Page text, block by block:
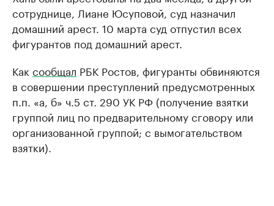
сотруднице, Лиане Юсуповой, суд назначил
домашний арест. 10 марта суд отпустил всех
фигурантов под домашний арест.
Как сообщал РБК Ростов, фигуранты обвиняются
в совершении преступлений предусмотренных
п.п. «а, б» ч.5 ст. 290 УК РФ (получение взятки
группой лиц по предварительному сговору или
организованной группой; с вымогательством
взятки).